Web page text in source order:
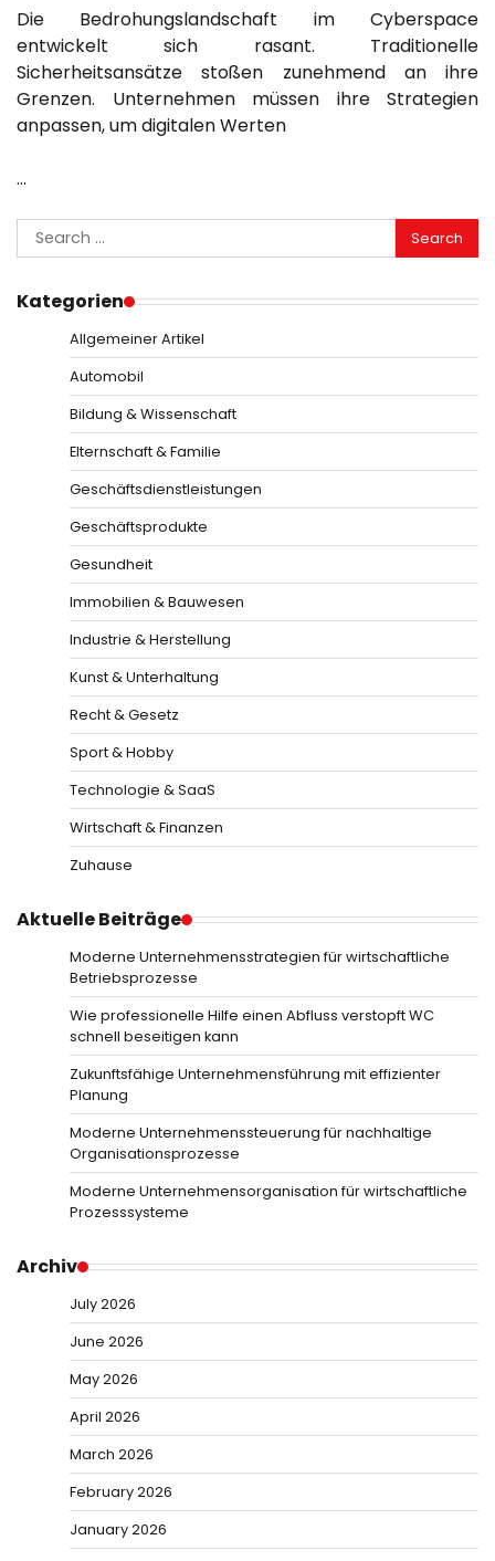
Die Bedrohungslandschaft im Cyberspace
entwickelt sich rasant. Traditionelle
Sicherheitsansätze stoßen zunehmend an ihre
Grenzen. Unternehmen müssen ihre Strategien
anpassen, um digitalen Werten
…
Search
for:
Kategorien
Allgemeiner Artikel
Automobil
Bildung & Wissenschaft
Elternschaft & Familie
Geschäftsdienstleistungen
Geschäftsprodukte
Gesundheit
Immobilien & Bauwesen
Industrie & Herstellung
Kunst & Unterhaltung
Recht & Gesetz
Sport & Hobby
Technologie & SaaS
Wirtschaft & Finanzen
Zuhause
Aktuelle Beiträge
Moderne Unternehmensstrategien für wirtschaftliche
Betriebsprozesse
Wie professionelle Hilfe einen Abfluss verstopft WC
schnell beseitigen kann
Zukunftsfähige Unternehmensführung mit effizienter
Planung
Moderne Unternehmenssteuerung für nachhaltige
Organisationsprozesse
Moderne Unternehmensorganisation für wirtschaftliche
Prozesssysteme
Archiv
July 2026
June 2026
May 2026
April 2026
March 2026
February 2026
January 2026